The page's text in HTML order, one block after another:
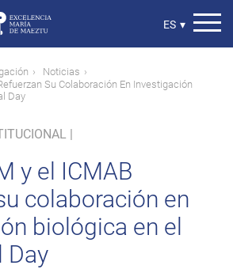
Select
ES ▾
Noticias
Su Colaboración En Investigación
Day
|
y el ICMAB
colaboración en
biológica en el
Day